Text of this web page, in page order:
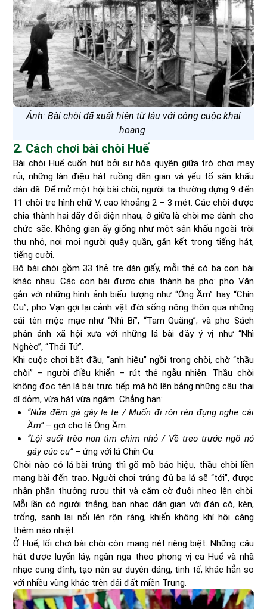
Ảnh: Bài chòi đã xuất hiện từ lâu với công cuộc khai
hoang
2. Cách chơi bài chòi Huế
Bài chòi Huế cuốn hút bởi sự hòa quyện giữa trò chơi may
rủi, những làn điệu hát ruồng dân gian và yếu tố sân khấu
dân dã. Để mở một hội bài chòi, người ta thường dựng 9 đến
11 chòi tre hình chữ V, cao khoảng 2 – 3 mét. Các chòi được
chia thành hai dãy đối diện nhau, ở giữa là chòi mẹ dành cho
chức sắc. Không gian ấy giống như một sân khấu ngoài trời
thu nhỏ, nơi mọi người quây quần, gắn kết trong tiếng hát,
tiếng cười.
Bộ bài chòi gồm 33 thẻ tre dán giấy, mỗi thẻ có ba con bài
khác nhau. Các con bài được chia thành ba pho: pho Văn
gắn với những hình ảnh biểu tượng như “Ông Ầm” hay “Chín
Cu”; pho Vạn gợi lại cảnh vật đời sống nông thôn qua những
cái tên mộc mạc như “Nhì Bí”, “Tam Quăng”; và pho Sách
phản ánh xã hội xưa với những lá bài đầy ý vị như “Nhì
Nghèo”, “Thái Tử”.
Khi cuộc chơi bắt đầu, “anh hiệu” ngồi trong chòi, chờ “thầu
chòi” – người điều khiển – rút thẻ ngẫu nhiên. Thầu chòi
không đọc tên lá bài trực tiếp mà hô lên bằng những câu thai
dí dỏm, vừa hát vừa ngâm. Chẳng hạn:
“Nửa đêm gà gáy le te / Muốn đi rón rén đụng nghe cái
Ầm”– gợi cho lá Ông Ầm.
“Lội suối trèo non tìm chim nhỏ / Về treo trước ngõ nó
gáy cúc cu”– ứng với lá Chín Cu.
Chòi nào có lá bài trúng thì gõ mõ báo hiệu, thầu chòi liền
mang bài đến trao. Người chơi trúng đủ ba lá sẽ “tới”, được
nhận phần thưởng rượu thịt và cắm cờ đuôi nheo lên chòi.
Mỗi lần có người thắng, ban nhạc dân gian với đàn cò, kèn,
trống, sanh lại nổi lên rộn ràng, khiến không khí hội càng
thêm náo nhiệt.
Ở Huế, lối chơi bài chòi còn mang nét riêng biệt. Những câu
hát được luyến láy, ngân nga theo phong vị ca Huế và nhã
nhạc cung đình, tạo nên sự duyên dáng, tinh tế, khác hẳn so
với nhiều vùng khác trên dải đất miền Trung.